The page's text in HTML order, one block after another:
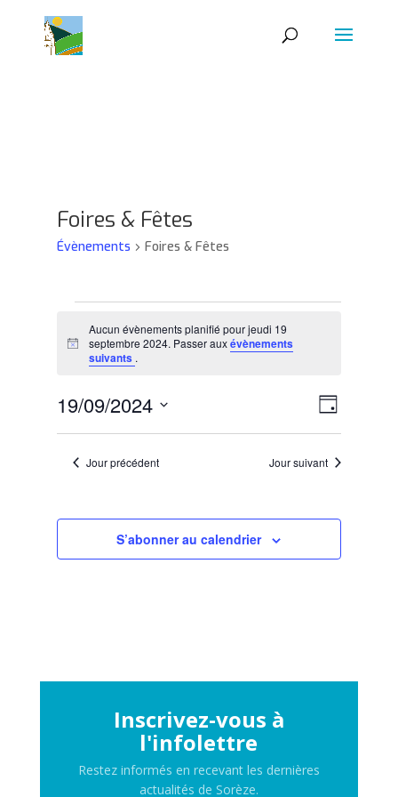
Foires & Fêtes
Évènements Foires & Fêtes
Évènements
for
jeudi
septembre
2024
Notice
Aucun évènements planifié pour jeudi 19
septembre 2024. Passer auxévènements
suivants .
par
de
vues
Jour
19/09/2024
Sélectionnez
une Jour précédent Jour suivant
S’abonner au calendrier
Inscrivez-vous à
l'infolettre
Restez informés en recevant les dernières
actualités de Sorèze.